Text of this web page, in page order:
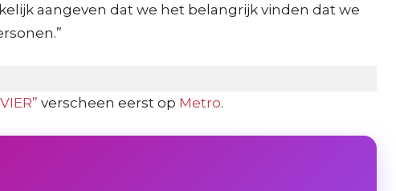
aangeven dat we het belangrijk vinden dat we
verscheen eerst op Metro.